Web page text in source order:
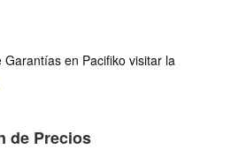
en Pacifiko visitar la
de Precios